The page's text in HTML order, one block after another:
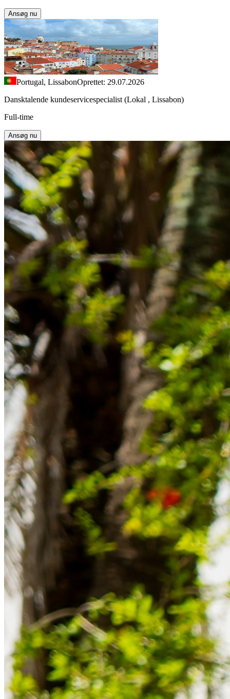
Ansøg nu
Portugal, LissabonOprettet: 29.07.2026
Dansktalende kundeservicespecialist (Lokal , Lissabon)
Full-time
Ansøg nu